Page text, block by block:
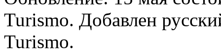
Turismo. Добавлен
Turismo.